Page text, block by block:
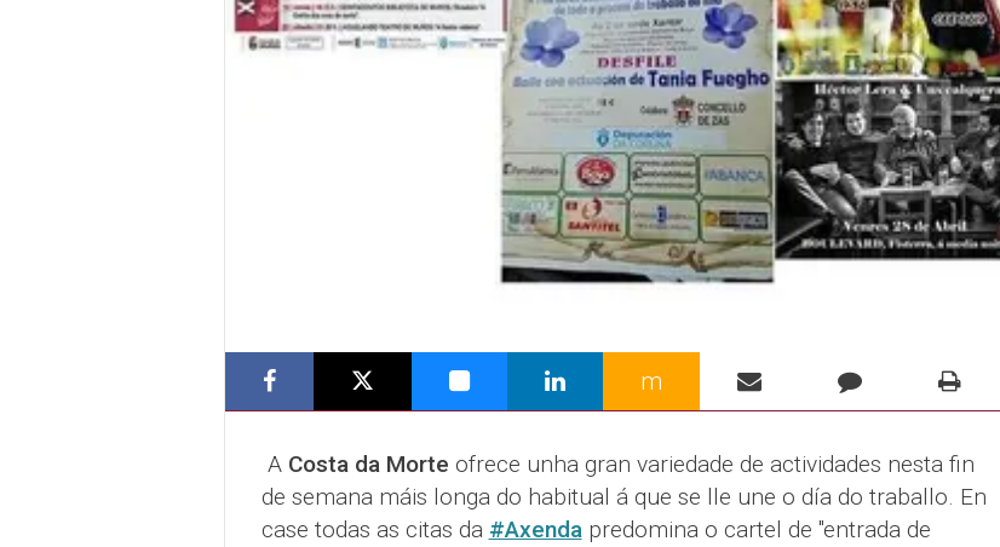
m
A Costa da Morte ofrece unha gran variedade de actividades nesta fin
de semana máis longa do habitual á que se lle une o día do traballo. En
case todas as citas da #Axendapredomina o cartel de "entrada de